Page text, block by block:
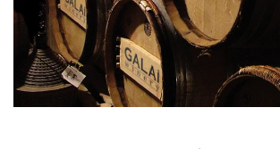
מוזמנים אלינו להינות מאוכל טעים ואווירה קסומה.
שבת- נא לא להתקשר. המקום כשר אך ללא
טבעוניות וגם צמחוניות בתפריט. סלטים ללא
בתיאום מראש, ניתן לסגור את המקום לאירועים
עד 50 אנשים. לארוחה במקום, יש צורך בתיאום רק לקבוצה מעל